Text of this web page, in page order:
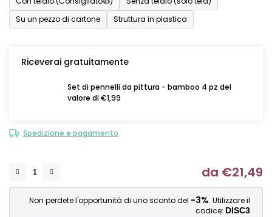
Su un pezzo di cartone
Struttura in plastica
Riceverai gratuitamente
Set di pennelli da pittura - bamboo 4 pz del
valore di €1,99
Spedizione e pagamento
da €21,49
Non perdete l'opportunità di uno sconto del -3%. Utilizzare il
codice: DISC3